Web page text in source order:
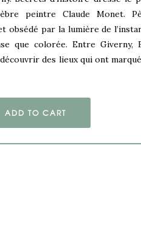
peintre Claude Monet.
obsédé par la lumière de
que colorée. Entre Giverny,
des lieux qui ont
ADD TO CART